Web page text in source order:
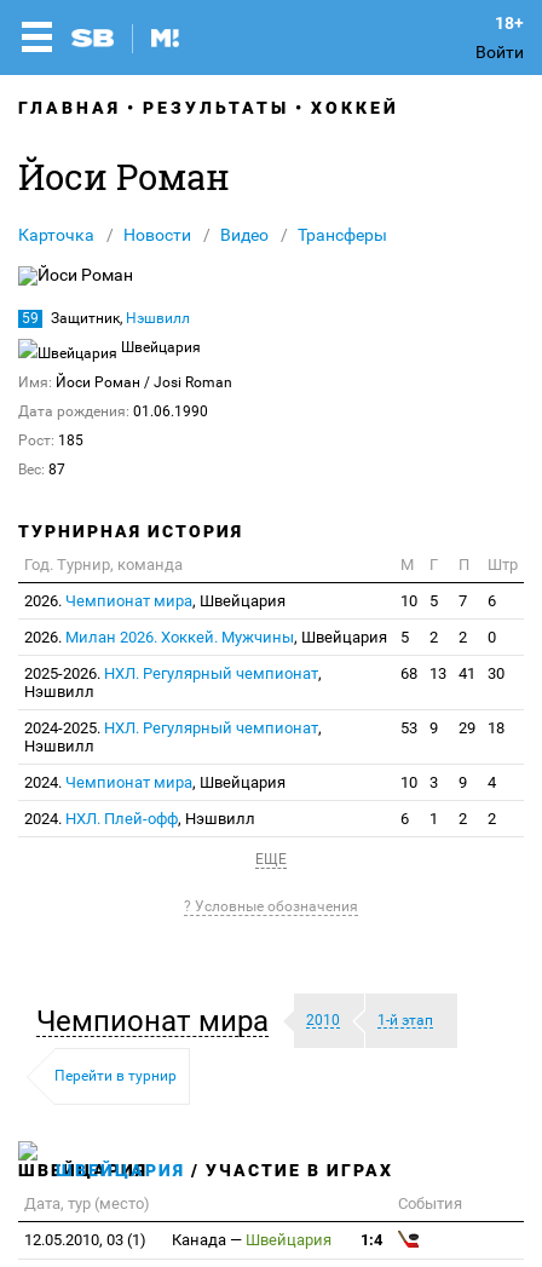
Войти
ГЛАВНАЯ РЕЗУЛЬТАТЫ ХОККЕЙ
Йоси Роман
Карточка Новости Видео Трансферы
59 Защитник, Нэшвилл
Швейцария
Имя: Йоси Роман / Josi Roman
Дата рождения: 01.06.1990
Рост: 185
Вес: 87
ТУРНИРНАЯ ИСТОРИЯ
Год. Турнир, команда М Г П
Штр
2026. Чемпионат мира, Швейцария 10 5 7
6
2026. Милан 2026. Хоккей. Мужчины, Швейцария 5 2 2
0
2025-2026. НХЛ. Регулярный чемпионат,
Нэшвилл
68 13 41 30
2024-2025. НХЛ. Регулярный чемпионат,
Нэшвилл
53 9 29 18
2024. Чемпионат мира, Швейцария 10 3 9
4
2024. НХЛ. Плей-офф, Нэшвилл 6 1 2 2
ЕЩЕ
? Условные обозначения
Чемпионат мира 2010 1-й этап
Перейти в турнир
ШВЕЙЦАРИЯ / УЧАСТИЕ В ИГРАХ
Дата, тур (место)
События
12.05.2010, 03 (1)
Канада — Швейцария 1:4